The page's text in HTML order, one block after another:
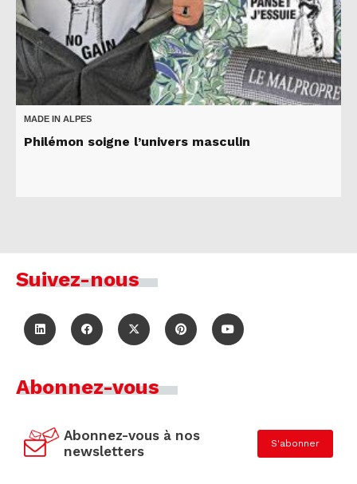
MADE IN ALPES
Philémon soigne l’univers masculin
Suivez-nous
Abonnez-vous
Abonnez-vous à nos
newsletters
S'abonner